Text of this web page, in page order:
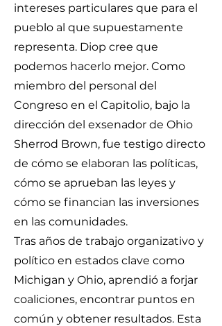
intereses particulares que para el
pueblo al que supuestamente
representa. Diop cree que
podemos hacerlo mejor. Como
miembro del personal del
Congreso en el Capitolio, bajo la
dirección del exsenador de Ohio
Sherrod Brown, fue testigo directo
de cómo se elaboran las políticas,
cómo se aprueban las leyes y
cómo se financian las inversiones
en las comunidades.
Tras años de trabajo organizativo y
político en estados clave como
Michigan y Ohio, aprendió a forjar
coaliciones, encontrar puntos en
común y obtener resultados. Esta